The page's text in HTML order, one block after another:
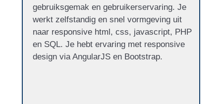
gebruiksgemak en gebruikerservaring. Je
werkt zelfstandig en snel vormgeving uit
naar responsive html, css, javascript, PHP
en SQL. Je hebt ervaring met responsive
design via AngularJS en Bootstrap.